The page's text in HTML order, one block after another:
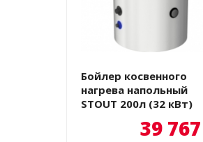
Бойлер косвенного
нагрева напольный
STOUT 200л (32 кВт)
39 767